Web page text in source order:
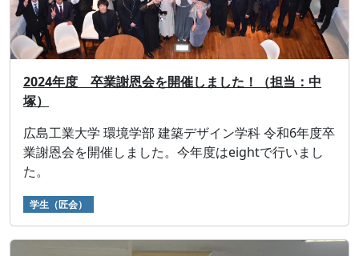
2024年度 卒業謝恩会を開催しました！（担当：中
塚）
広島工業大学 環境学部 建築デザイン学科 令和6年度卒
業謝恩会を開催しました。今年度はeightで行いまし
た。
学生（匠会）